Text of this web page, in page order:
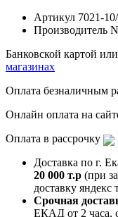
Артикул 7021-
Производитель
Банковской картой
магазинах
Оплата безналичным
Онлайн оплата на
Оплата в рассрочку
Доставка по г.
20 000 т.р (при
доставку яндекс
Срочная
ЕКАД от 2 часа,